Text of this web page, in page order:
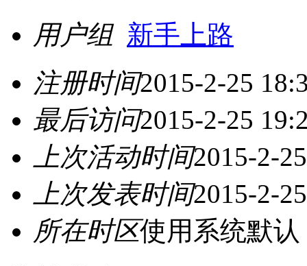
用户组 新手上路
注册时间2015-2-25
最后访问2015-2-25
上次活动时间2015-2-
上次发表时间2015-2-
所在时区使用系统默认